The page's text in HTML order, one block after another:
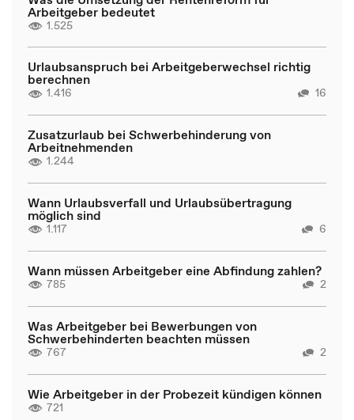
Arbeitgeber bedeutet
1.525
Urlaubsanspruch bei Arbeitgeberwechsel richtig
berechnen
1.416 16
Zusatzurlaub bei Schwerbehinderung von
Arbeitnehmenden
1.244
Wann Urlaubsverfall und Urlaubsübertragung
möglich sind
1.117 6
Wann müssen Arbeitgeber eine Abfindung zahlen?
785 2
Was Arbeitgeber bei Bewerbungen von
Schwerbehinderten beachten müssen
767 2
Wie Arbeitgeber in der Probezeit kündigen können
721